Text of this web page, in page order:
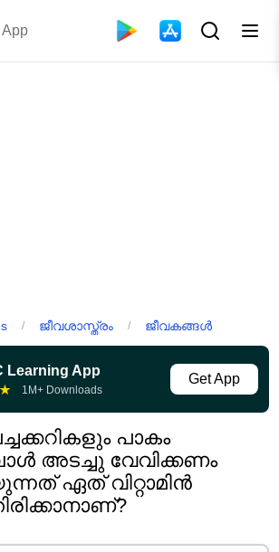
/ ജീവശാസ്ത്രം / ജീവകങ്ങൾ
Learning App
★ 1M+ Downloads
Get App
പാകം
അടച്ചു വേവിക്കണം
ഏത് വിറ്റാമിൻ